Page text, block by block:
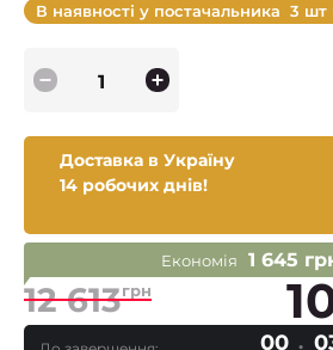
В наявності у постачальника 3 шт
Доставка в Україну
14 робочих днів!
Економія 1 645
12 613грн
00